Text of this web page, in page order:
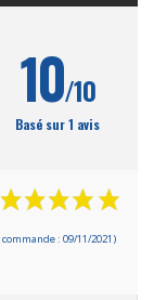
10/10
Basé sur 1 avis
: 09/11/2021)